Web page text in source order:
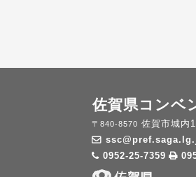
佐賀県コンベ
〒840-8570 佐賀市城内
0952-25-7359